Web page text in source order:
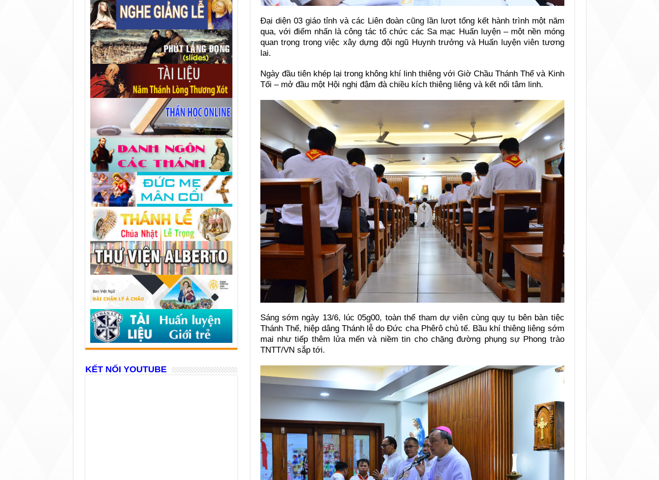
Đại diện 03 giáo tỉnh và các Liên đoàn cũng lần lượt tổng kết hành trình một năm
qua, với điểm nhấn là công tác tổ chức các Sa mạc Huấn luyện – một nền móng
quan trọng trong việc xây dựng đội ngũ Huynh trưởng và Huấn luyện viên tương
lai.
Ngày đầu tiên khép lại trong không khí linh thiêng với Giờ Chầu Thánh Thể và Kinh
Tối – mở đầu một Hội nghị đậm đà chiều kích thiêng liêng và kết nối tâm linh.
Sáng sớm ngày 13/6, lúc 05g00, toàn thể tham dự viên cùng quy tụ bên bàn tiệc
Thánh Thể, hiệp dâng Thánh lễ do Đức cha Phêrô chủ tế. Bầu khí thiêng liêng sớm
mai như tiếp thêm lửa mến và niềm tin cho chặng đường phụng sự Phong trào
TNTT/VN sắp tới.
KẾT NỐI YOUTUBE